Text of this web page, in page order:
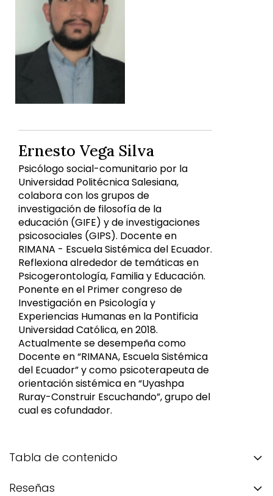
Ernesto Vega Silva
Psicólogo social-comunitario por la
Universidad Politécnica Salesiana,
colabora con los grupos de
investigación de filosofía de la
educación (GIFE) y de investigaciones
psicosociales (GIPS). Docente en
RIMANA - Escuela Sistémica del Ecuador.
Reflexiona alrededor de temáticas en
Psicogerontología, Familia y Educación.
Ponente en el Primer congreso de
Investigación en Psicología y
Experiencias Humanas en la Pontificia
Universidad Católica, en 2018.
Actualmente se desempeña como
Docente en “RIMANA, Escuela Sistémica
del Ecuador” y como psicoterapeuta de
orientación sistémica en “Uyashpa
Ruray-Construir Escuchando”, grupo del
cual es cofundador.
Tabla de contenido
Reseñas